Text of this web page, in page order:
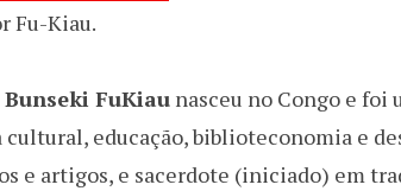
Fu-Kiau.
Fu­Kiau nasceu no Congo e foi
cultural, educação, biblioteconomia e
e artigos, e sacerdote (iniciado) em